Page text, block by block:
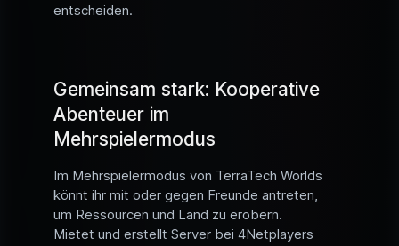
entscheiden.
Gemeinsam stark: Kooperative
Abenteuer im
Mehrspielermodus
Im Mehrspielermodus von TerraTech Worlds
könnt ihr mit oder gegen Freunde antreten,
um Ressourcen und Land zu erobern.
Mietet und erstellt Server bei 4Netplayers